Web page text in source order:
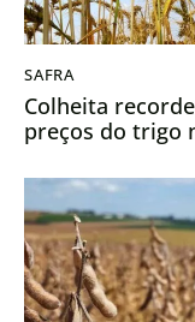
SAFRA
Colheita
preços do trigo